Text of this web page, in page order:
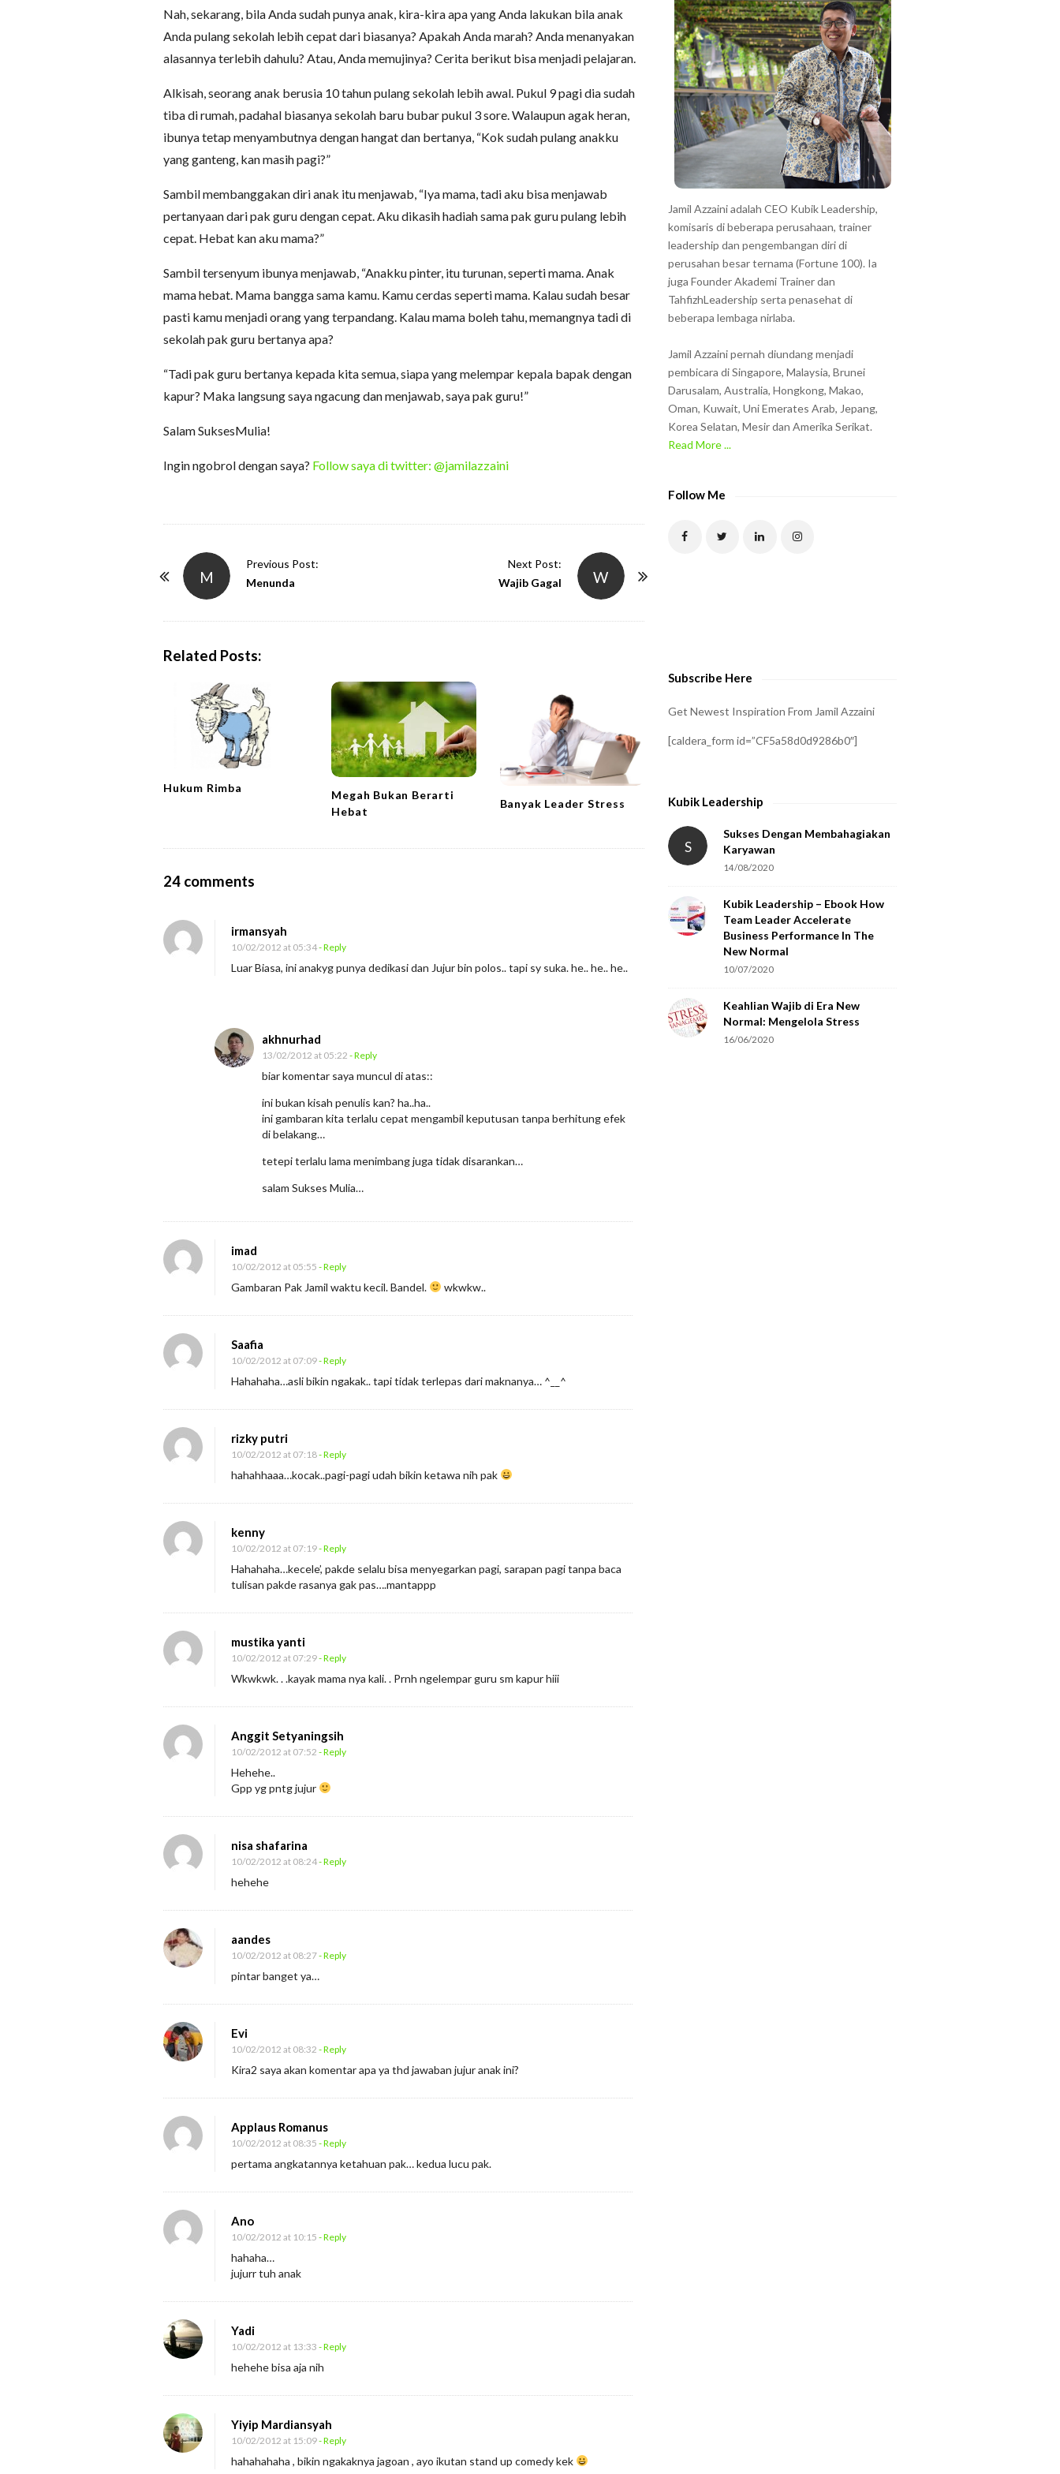
Nah, sekarang, bila Anda sudah punya anak, kira-kira apa yang Anda lakukan bila anak
Anda pulang sekolah lebih cepat dari biasanya? Apakah Anda marah? Anda menanyakan
alasannya terlebih dahulu? Atau, Anda memujinya? Cerita berikut bisa menjadi pelajaran.
Alkisah, seorang anak berusia 10 tahun pulang sekolah lebih awal. Pukul 9 pagi dia sudah
tiba di rumah, padahal biasanya sekolah baru bubar pukul 3 sore. Walaupun agak heran,
ibunya tetap menyambutnya dengan hangat dan bertanya, “Kok sudah pulang anakku
yang ganteng, kan masih pagi?”
Sambil membanggakan diri anak itu menjawab, “Iya mama, tadi aku bisa menjawab
pertanyaan dari pak guru dengan cepat. Aku dikasih hadiah sama pak guru pulang lebih
cepat. Hebat kan aku mama?”
Sambil tersenyum ibunya menjawab, “Anakku pinter, itu turunan, seperti mama. Anak
mama hebat. Mama bangga sama kamu. Kamu cerdas seperti mama. Kalau sudah besar
pasti kamu menjadi orang yang terpandang. Kalau mama boleh tahu, memangnya tadi di
sekolah pak guru bertanya apa?
“Tadi pak guru bertanya kepada kita semua, siapa yang melempar kepala bapak dengan
kapur? Maka langsung saya ngacung dan menjawab, saya pak guru!”
Salam SuksesMulia!
Ingin ngobrol dengan saya? Follow saya di twitter: @jamilazzaini
M
Previous Post:
Menunda
W
Next Post:
Wajib Gagal
Related Posts:
Hukum Rimba
Megah Bukan Berarti
Hebat
Banyak Leader Stress
24 comments
u
j
A
m
e
n
g
a
e
t
irmansyah
10/02/2012 at 05:34- Reply
Luar Biasa, ini anakyg punya dedikasi dan Jujur bin polos.. tapi sy suka. he.. he.. he..
akhnurhad
13/02/2012 at 05:22 - Reply
biar komentar saya muncul di atas::
ini bukan kisah penulis kan? ha..ha..
ini gambaran kita terlalu cepat mengambil keputusan tanpa berhitung efek
di belakang…
tetepi terlalu lama menimbang juga tidak disarankan…
salam Sukses Mulia…
imad
10/02/2012 at 05:55 - Reply
Gambaran Pak Jamil waktu kecil. Bandel. wkwkw..
Saafia
10/02/2012 at 07:09- Reply
Hahahaha…asli bikin ngakak.. tapi tidak terlepas dari maknanya… ^__^
rizky putri
10/02/2012 at 07:18- Reply
hahahhaaa…kocak..pagi-pagi udah bikin ketawa nih pak
kenny
10/02/2012 at 07:19- Reply
Hahahaha…kecele’, pakde selalu bisa menyegarkan pagi, sarapan pagi tanpa baca
tulisan pakde rasanya gak pas….mantappp
mustika yanti
10/02/2012 at 07:29- Reply
Wkwkwk. . .kayak mama nya kali. . Prnh ngelempar guru sm kapur hiii
Anggit Setyaningsih
10/02/2012 at 07:52 - Reply
Hehehe..
Gpp yg pntg jujur
nisa shafarina
10/02/2012 at 08:24- Reply
hehehe
aandes
10/02/2012 at 08:27- Reply
pintar banget ya…
Evi
10/02/2012 at 08:32 - Reply
Kira2 saya akan komentar apa ya thd jawaban jujur anak ini?
Applaus Romanus
10/02/2012 at 08:35 - Reply
pertama angkatannya ketahuan pak… kedua lucu pak.
Ano
10/02/2012 at 10:15 - Reply
hahaha…
jujurr tuh anak
Yadi
10/02/2012 at 13:33 - Reply
hehehe bisa aja nih
Yiyip Mardiansyah
10/02/2012 at 15:09- Reply
hahahahaha , bikin ngakaknya jagoan , ayo ikutan stand up comedy kek
Jamil Azzaini adalah CEO Kubik Leadership,
komisaris di beberapa perusahaan, trainer
leadership dan pengembangan diri di
perusahan besar ternama (Fortune 100). Ia
juga Founder Akademi Trainer dan
TahfizhLeadership serta penasehat di
beberapa lembaga nirlaba.
Jamil Azzaini pernah diundang menjadi
pembicara di Singapore, Malaysia, Brunei
Darusalam, Australia, Hongkong, Makao,
Oman, Kuwait, Uni Emerates Arab, Jepang,
Korea Selatan, Mesir dan Amerika Serikat.
Read More ...
Follow Me
Subscribe Here
Get Newest Inspiration From Jamil Azzaini
[caldera_form id=”CF5a58d0d9286b0″]
Kubik Leadership
S
Sukses Dengan Membahagiakan
Karyawan
14/08/2020
Kubik Leadership – Ebook How
Team Leader Accelerate
Business Performance In The
New Normal
10/07/2020
Keahlian Wajib di Era New
Normal: Mengelola Stress
16/06/2020